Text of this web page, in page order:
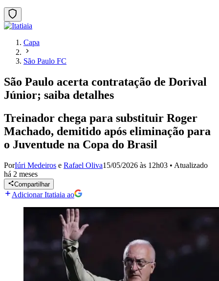
Capa
São Paulo FC
São Paulo acerta contratação de Dorival
Júnior; saiba detalhes
Treinador chega para substituir Roger
Machado, demitido após eliminação para
o Juventude na Copa do Brasil
PorIúri Medeiros e Rafael Oliva15/05/2026 às 12h03 • Atualizado
há 2 meses
Compartilhar
Adicionar Itatiaia ao